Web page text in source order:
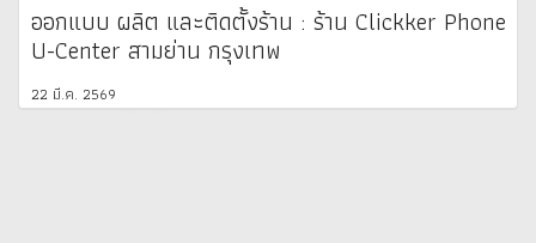
ออกแบบ ผลิต และติดตั้งร้าน : ร้าน Clickker Phone
U-Center สามย่าน กรุงเทพ
22 มี.ค. 2569